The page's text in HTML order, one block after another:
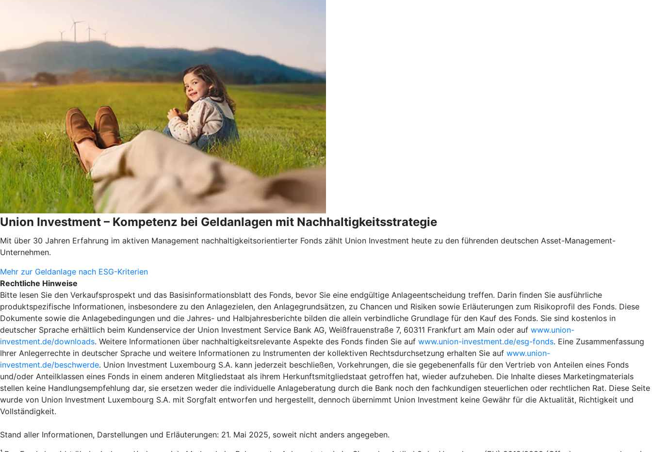
Union Investment – Kompetenz bei Geldanlagen mit Nachhaltigkeitsstrategie
Mit über 30 Jahren Erfahrung im aktiven Management nachhaltigkeitsorientierter Fonds zählt Union Investment heute zu den führenden deutschen Asset-Management-
Unternehmen.
Mehr zur Geldanlage nach ESG-Kriterien
Rechtliche Hinweise
Bitte lesen Sie den Verkaufsprospekt und das Basisinformationsblatt des Fonds, bevor Sie eine endgültige Anlageentscheidung treffen. Darin finden Sie ausführliche
produktspezifische Informationen, insbesondere zu den Anlagezielen, den Anlagegrundsätzen, zu Chancen und Risiken sowie Erläuterungen zum Risikoprofil des Fonds. Diese
Dokumente sowie die Anlagebedingungen und die Jahres- und Halbjahresberichte bilden die allein verbindliche Grundlage für den Kauf des Fonds. Sie sind kostenlos in
deutscher Sprache erhältlich beim Kundenservice der Union Investment Service Bank AG, Weißfrauenstraße 7, 60311 Frankfurt am Main oder auf www.union-
investment.de/downloads. Weitere Informationen über nachhaltigkeitsrelevante Aspekte des Fonds finden Sie auf www.union-investment.de/esg-fonds. Eine Zusammenfassung
Ihrer Anlegerrechte in deutscher Sprache und weitere Informationen zu Instrumenten der kollektiven Rechtsdurchsetzung erhalten Sie auf www.union-
investment.de/beschwerde. Union Investment Luxembourg S.A. kann jederzeit beschließen, Vorkehrungen, die sie gegebenenfalls für den Vertrieb von Anteilen eines Fonds
und/oder Anteilklassen eines Fonds in einem anderen Mitgliedstaat als ihrem Herkunftsmitgliedstaat getroffen hat, wieder aufzuheben. Die Inhalte dieses Marketingmaterials
stellen keine Handlungsempfehlung dar, sie ersetzen weder die individuelle Anlageberatung durch die Bank noch den fachkundigen steuerlichen oder rechtlichen Rat. Diese Seite
wurde von Union Investment Luxembourg S.A. mit Sorgfalt entworfen und hergestellt, dennoch übernimmt Union Investment keine Gewähr für die Aktualität, Richtigkeit und
Vollständigkeit.
Stand aller Informationen, Darstellungen und Erläuterungen: 21. Mai 2025, soweit nicht anders angegeben.